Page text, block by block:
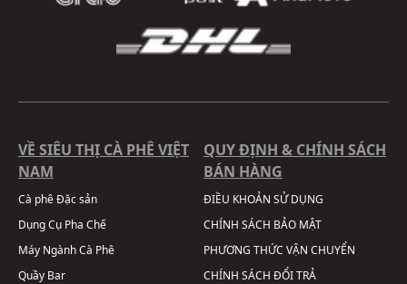
VỀ SIÊU THỊ CÀ PHÊ VIỆT
NAM
Cà phê Đặc sản
Dụng Cụ Pha Chế
Máy Ngành Cà Phê
Quầy Bar
QUY ĐỊNH & CHÍNH SÁCH
BÁN HÀNG
ĐIỀU KHOẢN SỬ DỤNG
CHÍNH SÁCH BẢO MẬT
PHƯƠNG THỨC VẬN CHUYỂN
CHÍNH SÁCH ĐỔI TRẢ